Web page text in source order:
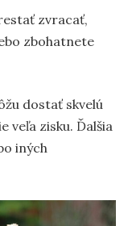
zvracať,
zbohatnete
dostať skvelú
veľa zisku. Ďalšia
iných